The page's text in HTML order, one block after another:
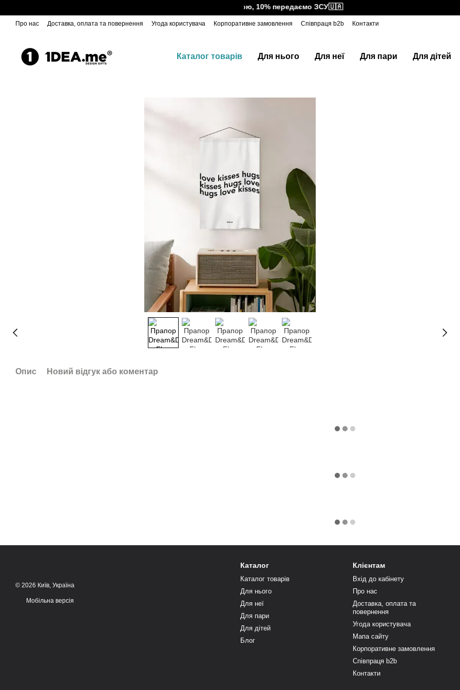
Відправляємо Новою Поштою, 10% передаємо ЗСУ🇺🇦
Про нас Доставка, оплата та повернення Угода користувача Корпоративне замовлення Співпраця b2b Контакти
Каталог товарів Для нього Для неї Для пари Для дітей
Опис Новий відгук або коментар
© 2026 Київ, Україна
Мобільна версія
Каталог
Каталог товарів
Для нього
Для неї
Для пари
Для дітей
Блог
Клієнтам
Вхід до кабінету
Про нас
Доставка, оплата та
повернення
Угода користувача
Мапа сайту
Корпоративне замовлення
Співпраця b2b
Контакти